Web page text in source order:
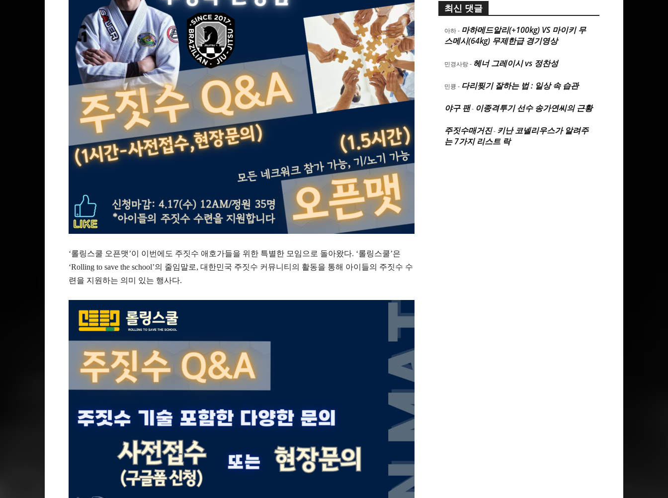
진
‘롤링스쿨 오픈맷’이 이번에도 주짓수 애호가들을 위한 특별한 모임으로 돌아왔다. ‘롤링스쿨’은
‘Rolling to save the school’의 줄임말로, 대한민국 주짓수 커뮤니티의 활동을 통해 아이들의 주짓수 수
련을 지원하는 의미 있는 행사다.
최신 댓글
아하- 마하메드알리(+100kg) VS 마이키 무
스메시(64kg) 무제한급 경기영상
민경사랑- 헤너 그레이시 vs 정찬성
민큥 - 다리찢기 잘하는 법 : 일상 속 습관
야구 팬- 이종격투기 선수 송가연씨의 근황
주짓수매거진- 키난 코넬리우스가 알려주
는 7가지 리스트 락